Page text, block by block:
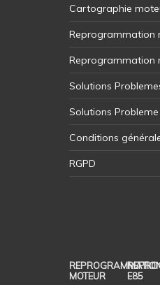
Cartographie
Reprogrammation
Reprogrammation
Solutions
Solutions Probleme
Conditions
RGPD
MOTEUR
E85